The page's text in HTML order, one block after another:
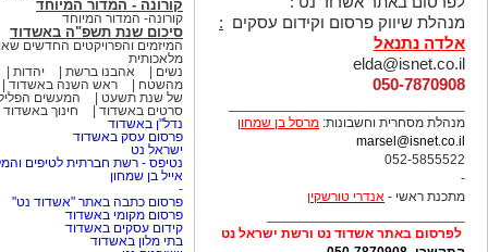
מנהלת שיווק פרסום וקידום עסקים :
אלדה נתנאל
elda@isnet.co.il
050-7870908
מנהלת מסחרית וחשבונות: מרסל בן שמחון
marsel@isnet.co.il
052-5855522
-
מתכנת ראשי - אנדרי טורשקין
לפרסום באתר אשדוד נט ורשת ישראל נט
קורונה - המדור המיוחד
קורונה- המדור המיוחד
סיכום שנת תשפ"ה באשדוד
המיזמים והפרויקטים החדשים
מלאכותית
נשים
אהבנו ברשת
יהדות
מהשטח
ראש השנה באשדוד
של שנת תשעט
המעשים
סרטים באשדוד
חינוך באשדוד
נדל"ן באשדוד
פרסום עסק באשדוד
ישראל נט
נטיפס - רשת חברתית לטיפים
אייל בן שמחון
-
פרסום כתבה באתר "אשדוד נט"
פרסום מקומי באשדוד
קידום עסקים באשדוד
בתי מלון באשדוד